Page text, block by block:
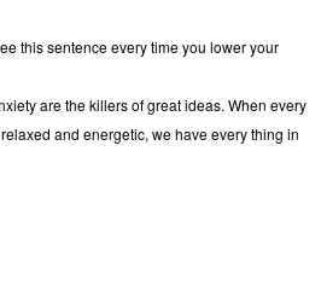
this sentence every time you lower your
are the killers of great ideas. When every
and energetic, we have every thing in